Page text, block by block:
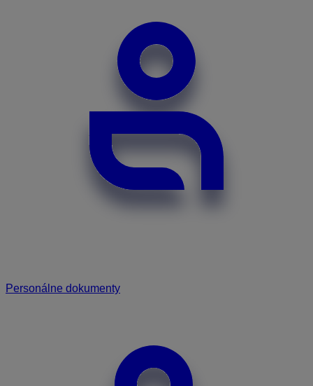
Personálne dokumenty